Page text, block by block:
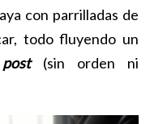
con parrilladas de
todo fluyendo un
post(sin orden ni